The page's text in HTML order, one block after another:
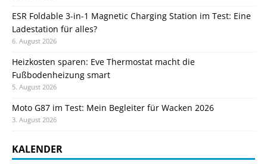
ESR Foldable 3-in-1 Magnetic Charging Station im Test: Eine
Ladestation für alles?
6. August 2026
Heizkosten sparen: Eve Thermostat macht die
Fußbodenheizung smart
5. August 2026
Moto G87 im Test: Mein Begleiter für Wacken 2026
3. August 2026
KALENDER